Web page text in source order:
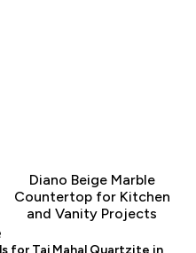
Diano Beige Marble
Countertop for Kitchen
and Vanity Projects
for Taj Mahal Quartzite in